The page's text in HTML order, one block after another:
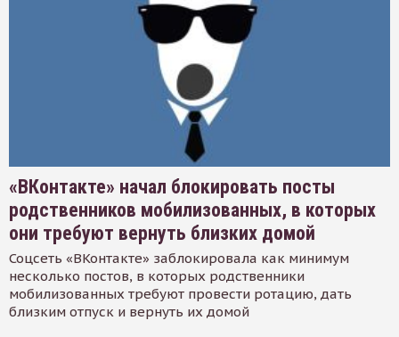
«ВКонтакте» начал блокировать посты
родственников мобилизованных, в которых
они требуют вернуть близких домой
Соцсеть «ВКонтакте» заблокировала как минимум
несколько постов, в которых родственники
мобилизованных требуют провести ротацию, дать
близким отпуск и вернуть их домой